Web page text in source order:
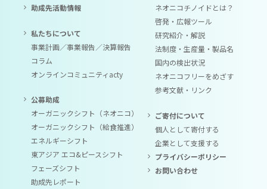
助成先活動情報
私たちについて
事業計画／事業報告／決算報告
コラム
オンラインコミュニティacty
公募助成
オーガニックシフト（ネオニコ）
オーガニックシフト（給食推進）
エネルギーシフト
東アジア エコ&ピースシフト
フェーズシフト
助成先レポート
ネオニコチノイドとは？
啓発・広報ツール
研究紹介・解説
法制度・生産量・製品名
国内の検出状況
ネオニコフリーをめざす
参考文献・リンク
ご寄付について
個人として寄付する
企業として支援する
プライバシーポリシー
お問い合わせ